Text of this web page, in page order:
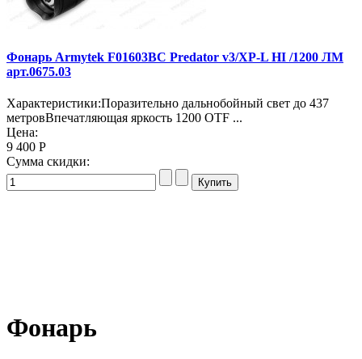
Фонарь Armytek F01603BC Predator v3/XP-L HI /1200 ЛМ
арт.0675.03
Характеристики:Поразительно дальнобойный свет до 437
метровВпечатляющая яркость 1200 OTF ...
Цена:
9 400 Р
Сумма скидки:
Фонарь